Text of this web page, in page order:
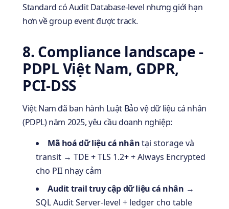
Standard có Audit Database-level nhưng giới hạn
hơn về group event được track.
8. Compliance landscape -
PDPL Việt Nam, GDPR,
PCI-DSS
Việt Nam đã ban hành Luật Bảo vệ dữ liệu cá nhân
(PDPL) năm 2025, yêu cầu doanh nghiệp:
Mã hoá dữ liệu cá nhântại storage và
transit → TDE + TLS 1.2+ + Always Encrypted
cho PII nhạy cảm
Audit trail truy cập dữ liệu cá nhân →
SQL Audit Server-level + ledger cho table